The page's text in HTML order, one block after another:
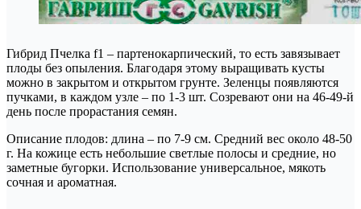
Гибрид Пчелка f1 – партенокарпический, то есть завязывает
плоды без опыления. Благодаря этому выращивать кусты
можно в закрытом и открытом грунте. Зеленцы появляются
пучками, в каждом узле – по 1-3 шт. Созревают они на 46-49-й
день после прорастания семян.
Описание плодов: длина – по 7-9 см. Средний вес около 48-50
г. На кожице есть небольшие светлые полосы и средние, но
заметные бугорки. Использование универсальное, мякоть
сочная и ароматная.